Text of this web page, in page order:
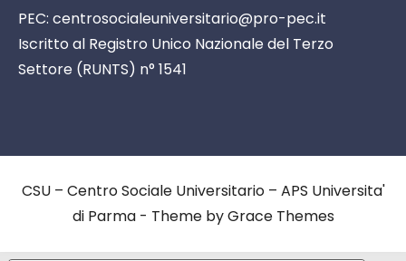
PEC: centrosocialeuniversitario@pro-pec.it
Iscritto al Registro Unico Nazionale del Terzo
Settore (RUNTS) n° 1541
CSU – Centro Sociale Universitario – APS Universita'
di Parma - Theme by Grace Themes